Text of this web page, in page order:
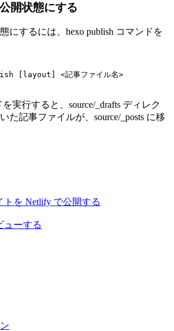
開状態にする
にするには、hexo publish コマンドを
[layout] <記事ファイル名>
実行すると、source/_drafts ディレク
た記事ファイルが、source/_posts に移
トを Netlify で公開する
ューする